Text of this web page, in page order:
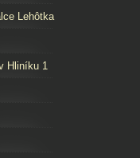
Lehôtka
Hliníku 1